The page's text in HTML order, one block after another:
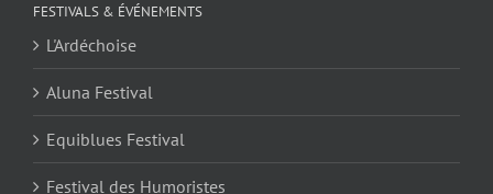
FESTIVALS & ÉVÉNEMENTS
L'Ardéchoise
Aluna Festival
Equiblues Festival
Festival des Humoristes